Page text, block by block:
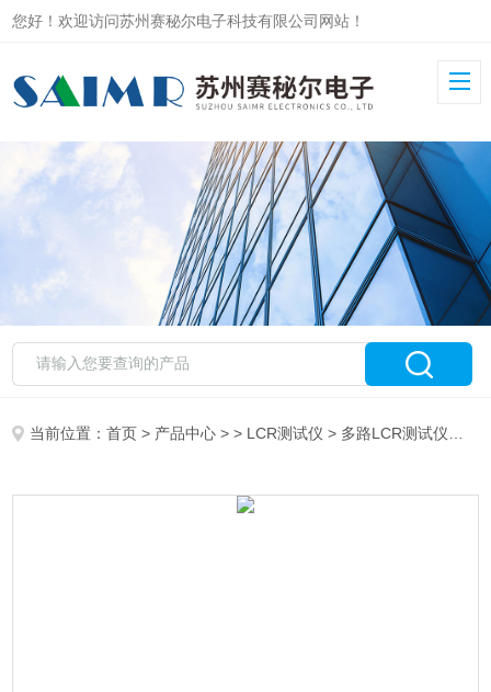
您好！欢迎访问苏州赛秘尔电子科技有限公司网站！
当前位置：首页 > 产品中心 > > LCR测试仪 > 多路LCR测试仪器5266